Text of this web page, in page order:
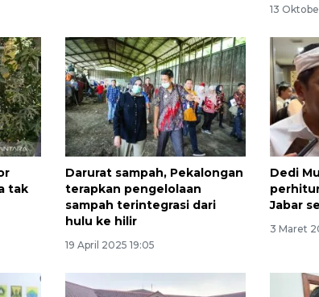
13
tak
Darurat sampah, Pekalongan
terapkan pengelolaan
sampah terintegrasi dari
hulu ke hilir
19 April 2025 19:05
Dedi
Jabar
3 Maret